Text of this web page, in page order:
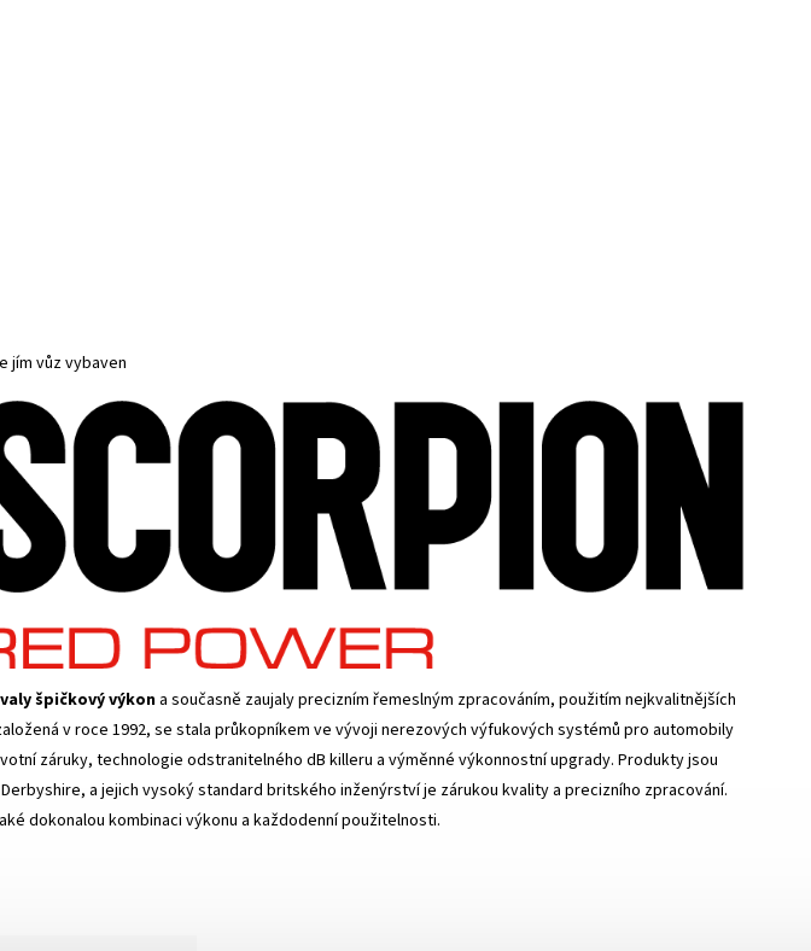
jím vůz vybaven
špičkový výkon a současně zaujaly precizním řemeslným zpracováním, použitím nejkvalitnějších
v roce 1992, se stala průkopníkem ve vývoji nerezových výfukových systémů pro automobily
záruky, technologie odstranitelného dB killeru a výměnné výkonnostní upgrady. Produkty jsou
a jejich vysoký standard britského inženýrství je zárukou kvality a precizního zpracování.
dokonalou kombinaci výkonu a každodenní použitelnosti.